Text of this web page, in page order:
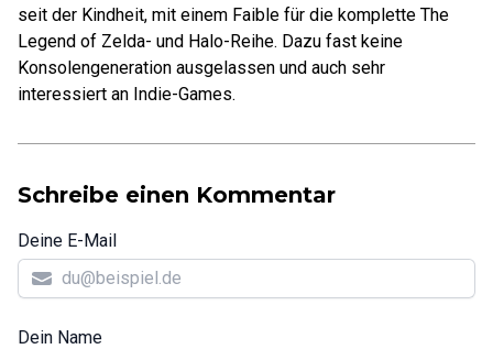
seit der Kindheit, mit einem Faible für die komplette The
Legend of Zelda- und Halo-Reihe. Dazu fast keine
Konsolengeneration ausgelassen und auch sehr
interessiert an Indie-Games.
Schreibe einen Kommentar
Deine E-Mail
Dein Name